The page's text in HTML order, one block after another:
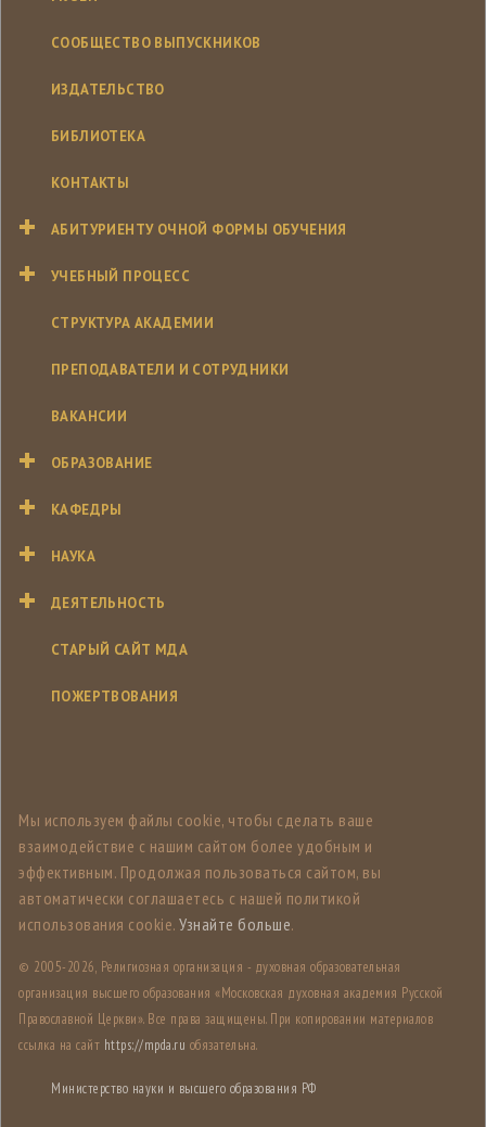
СООБЩЕСТВО ВЫПУСКНИКОВ
ИЗДАТЕЛЬСТВО
БИБЛИОТЕКА
КОНТАКТЫ
АБИТУРИЕНТУ ОЧНОЙ ФОРМЫ ОБУЧЕНИЯ
УЧЕБНЫЙ ПРОЦЕСС
СТРУКТУРА АКАДЕМИИ
ПРЕПОДАВАТЕЛИ И СОТРУДНИКИ
ВАКАНСИИ
ОБРАЗОВАНИЕ
КАФЕДРЫ
НАУКА
ДЕЯТЕЛЬНОСТЬ
СТАРЫЙ САЙТ МДА
ПОЖЕРТВОВАНИЯ
Мы используем файлы cookie, чтобы сделать ваше
взаимодействие с нашим сайтом более удобным и
эффективным. Продолжая пользоваться сайтом, вы
автоматически соглашаетесь с нашей политикой
использования cookie. Узнайте больше.
© 2005-2026, Религиозная организация - духовная образовательная
организация высшего образования «Московская духовная академия Русской
Православной Церкви». Все права защищены. При копировании материалов
ссылка на сайт https://mpda.ru обязательна.
Министерство науки и высшего образования РФ